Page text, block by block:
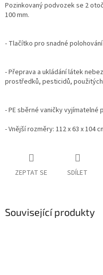
Pozinkovaný podvozek se 2
100 mm.
- Tlačítko pro snadné polohování
- Přeprava a ukládání látek
prostředků, pesticidů,
- PE sběrné vaničky vyjímatelné
- Vnější rozměry: 112 x 63 x 104
ZEPTAT SE SDÍLET
Související produkty